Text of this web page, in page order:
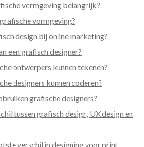
vormgeving belangrijk?
vormgeving?
design bij online marketing?
een grafisch designer?
ontwerpers kunnen tekenen?
designers kunnen coderen?
grafische designers?
tussen grafisch design, UX design en
verschil in designing voor print